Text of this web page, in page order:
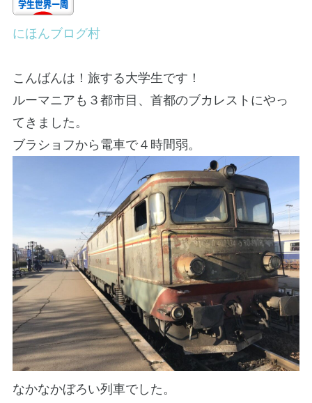
にほんブログ村
こんばんは！旅する大学生です！
ルーマニアも３都市目、首都のブカレストにやっ
てきました。
ブラショフから電車で４時間弱。
なかなかぼろい列車でした。